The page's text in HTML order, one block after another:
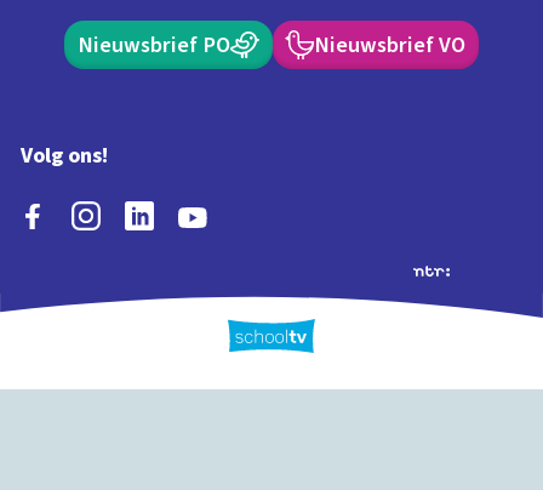
Nieuwsbrief PO Nieuwsbrief VO
Volg ons!